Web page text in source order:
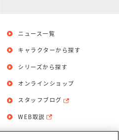
ニュース一覧
キャラクターから探す
シリーズから探す
オンラインショップ
スタッフブログ
WEB取説